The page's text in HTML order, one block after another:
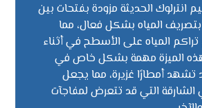
انترلوك الحديثة مزودة بفتحات بين
المياه بشكل فعال، مما
المياه على الأسطح في أثناء
الميزة مهمة بشكل خاص في
تشهد أمطارًا غزيرة، مما يجعل
الشارقة التي قد تتعرض لمفاجآت